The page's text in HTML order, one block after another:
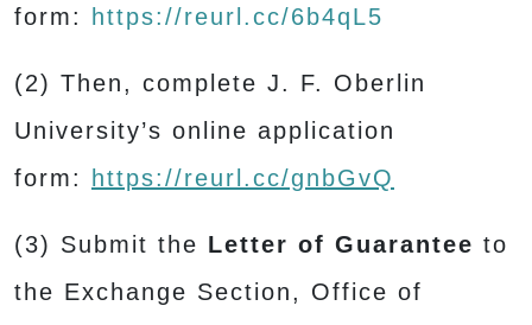
form:
https://reurl.cc/6b4qL5
(2) Then, complete J. F. Oberlin
University’s online application
form:
https://reurl.cc/gnbGvQ
(3) Submit the Letter of Guarantee to
the Exchange Section, Office of